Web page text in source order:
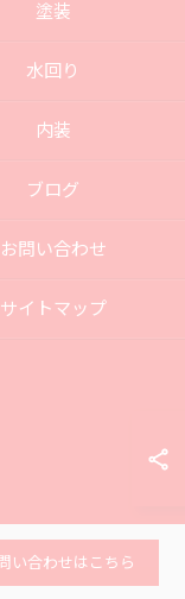
い合わせはこちら
塗装
水回り
内装
ブログ
お問い合わせ
サイトマップ
RIGHTS RESERVED.